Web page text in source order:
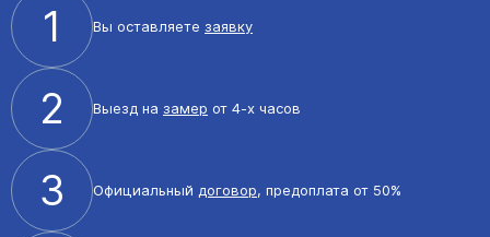
1 Вы оставляете заявку
2 Выезд на замер от 4-х часов
3 Официальный договор, предоплата от 50%